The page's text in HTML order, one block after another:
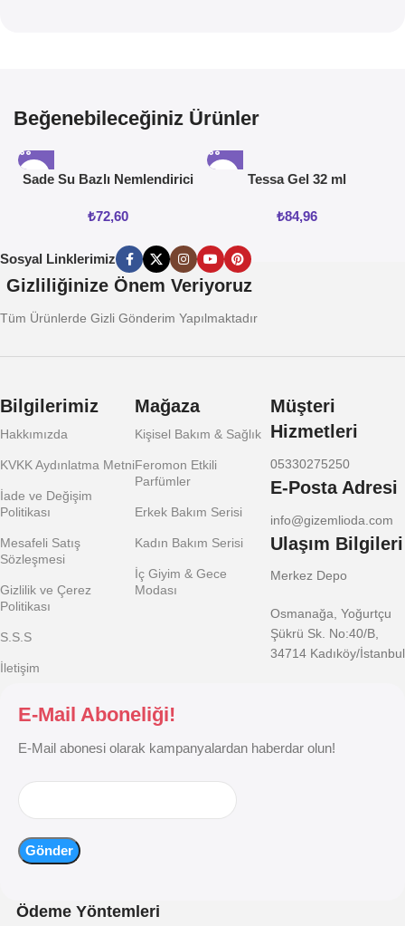
Beğenebileceğiniz Ürünler
Sade Su Bazlı Nemlendirici
₺72,60
Tessa Gel 32 ml
₺84,96
Sosyal Linklerimiz
Gizliliğinize Önem Veriyoruz
Tüm Ürünlerde Gizli Gönderim Yapılmaktadır
Bilgilerimiz
Hakkımızda
KVKK Aydınlatma Metni
İade ve Değişim
Politikası
Mesafeli Satış
Sözleşmesi
Gizlilik ve Çerez
Politikası
S.S.S
İletişim
Mağaza
Kişisel Bakım & Sağlık
Feromon Etkili
Parfümler
Erkek Bakım Serisi
Kadın Bakım Serisi
İç Giyim & Gece
Modası
Müşteri
Hizmetleri
05330275250
E-Posta Adresi
info@gizemlioda.com
Ulaşım Bilgileri
Merkez Depo
Osmanağa, Yoğurtçu
Şükrü Sk. No:40/B,
34714 Kadıköy/İstanbul
E-Mail Aboneliği!
E-Mail abonesi olarak kampanyalardan haberdar olun!
Ödeme Yöntemleri